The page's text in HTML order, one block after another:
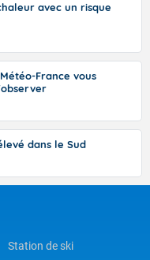
avec un risque
France vous
dans le Sud
Station de ski